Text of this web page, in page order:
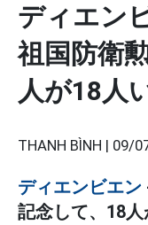
ディエン
祖国防衛
人が18人
THANH BÌNH | 09/
ディエンビエン
記念して、18